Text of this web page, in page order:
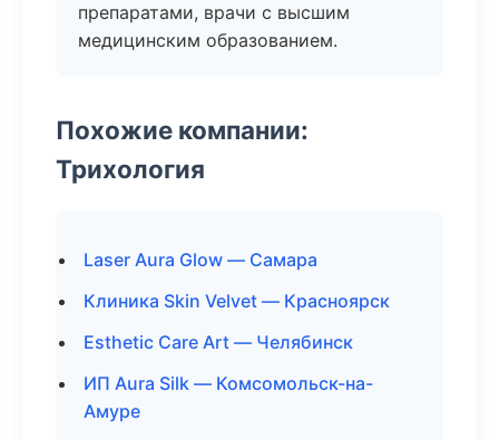
препаратами, врачи с высшим
медицинским образованием.
Похожие компании:
Трихология
Laser Aura Glow — Самара
Клиника Skin Velvet — Красноярск
Esthetic Care Art — Челябинск
ИП Aura Silk — Комсомольск-на-
Амуре